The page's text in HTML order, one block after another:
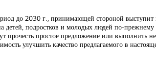
до 2030 г., принимающей стороной выступит
детей, подростков и молодых людей по-
прочесть простое предложение или выполнить
улучшить качество предлагаемого в